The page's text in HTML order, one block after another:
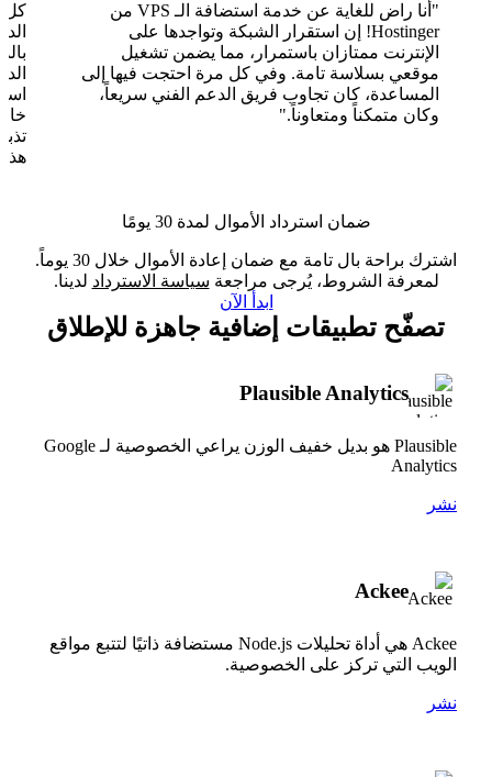
"أنا راض للغاية عن خدمة استضافة الـ VPS من
Hostinger! إن استقرار الشبكة وتواجدها على
الإنترنت ممتازان باستمرار، مما يضمن تشغيل
موقعي بسلاسة تامة. وفي كل مرة احتجت فيها إلى
المساعدة، كان تجاوب فريق الدعم الفني سريعاً،
وكان متمكناً ومتعاوناً."
هذا
ضمان استرداد الأموال لمدة 30 يومًا
اشترك براحة بال تامة مع ضمان إعادة الأموال خلال 30 يوماً.
لمعرفة الشروط، يُرجى مراجعة سياسة الاسترداد لدينا.
ابدأ الآن
تصفّح تطبيقات إضافية جاهزة للإطلاق
Plausible Analytics
Plausible هو بديل خفيف الوزن يراعي الخصوصية لـ Google
Analytics
نشر
Ackee
Ackee هي أداة تحليلات Node.js مستضافة ذاتيًا لتتبع مواقع
الويب التي تركز على الخصوصية.
نشر